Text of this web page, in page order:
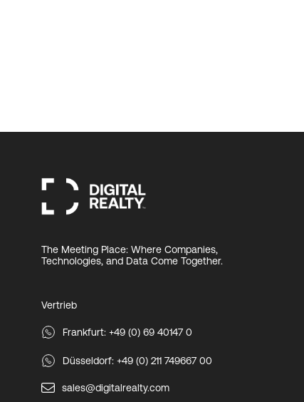
The Meeting Place: Where Companies,
Technologies, and Data Come Together.
Vertrieb
Frankfurt: +49 (0) 69 40147 0
Düsseldorf: +49 (0) 211 749667 00
sales@digitalrealty.com